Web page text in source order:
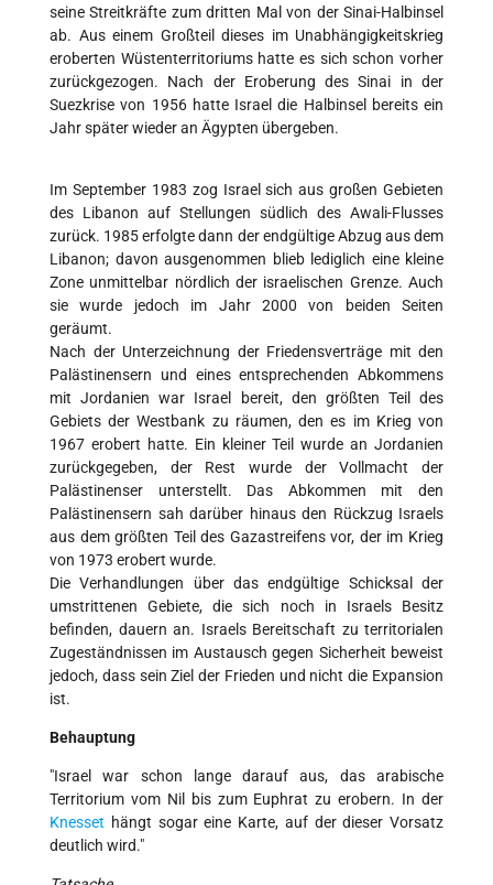
seine Streitkräfte zum dritten Mal von der Sinai-Halbinsel
ab. Aus einem Großteil dieses im Unabhängigkeitskrieg
eroberten Wüstenterritoriums hatte es sich schon vorher
zurückgezogen. Nach der Eroberung des Sinai in der
Suezkrise von 1956 hatte Israel die Halbinsel bereits ein
Jahr später wieder an Ägypten übergeben.
Im September 1983 zog Israel sich aus großen Gebieten
des Libanon auf Stellungen südlich des Awali-Flusses
zurück. 1985 erfolgte dann der endgültige Abzug aus dem
Libanon; davon ausgenommen blieb lediglich eine kleine
Zone unmittelbar nördlich der israelischen Grenze. Auch
sie wurde jedoch im Jahr 2000 von beiden Seiten
geräumt.
Nach der Unterzeichnung der Friedensverträge mit den
Palästinensern und eines entsprechenden Abkommens
mit Jordanien war Israel bereit, den größten Teil des
Gebiets der Westbank zu räumen, den es im Krieg von
1967 erobert hatte. Ein kleiner Teil wurde an Jordanien
zurückgegeben, der Rest wurde der Vollmacht der
Palästinenser unterstellt. Das Abkommen mit den
Palästinensern sah darüber hinaus den Rückzug Israels
aus dem größten Teil des Gazastreifens vor, der im Krieg
von 1973 erobert wurde.
Die Verhandlungen über das endgültige Schicksal der
umstrittenen Gebiete, die sich noch in Israels Besitz
befinden, dauern an. Israels Bereitschaft zu territorialen
Zugeständnissen im Austausch gegen Sicherheit beweist
jedoch, dass sein Ziel der Frieden und nicht die Expansion
ist.
Behauptung
"Israel war schon lange darauf aus, das arabische
Territorium vom Nil bis zum Euphrat zu erobern. In der
Knesset hängt sogar eine Karte, auf der dieser Vorsatz
deutlich wird."